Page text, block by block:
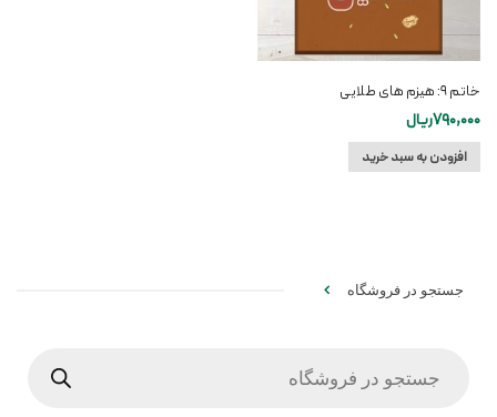
خاتم ۹: هیزم های طلایی
790,000ریال
افزودن به سبد خرید
جستجو در فروشگاه